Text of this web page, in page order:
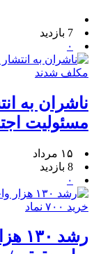
7 بازدید
۰
ناشران به
مسئولیت
۱۵ مرداد
8 بازدید
۰